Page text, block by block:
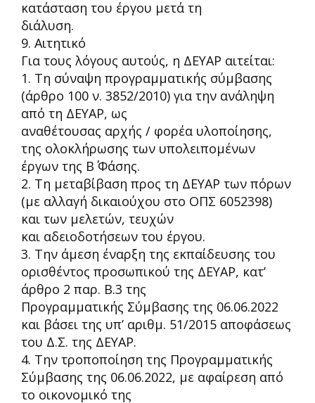
κατάσταση του έργου μετά τη
διάλυση.
9. Αιτητικό
Για τους λόγους αυτούς, η ΔΕΥΑΡ αιτείται:
1. Τη σύναψη προγραμματικής σύμβασης
(άρθρο 100 ν. 3852/2010) για την ανάληψη
από τη ΔΕΥΑΡ, ως
αναθέτουσας αρχής / φορέα υλοποίησης,
της ολοκλήρωσης των υπολειπομένων
έργων της Β΄ Φάσης.
2. Τη μεταβίβαση προς τη ΔΕΥΑΡ των πόρων
(με αλλαγή δικαιούχου στο ΟΠΣ 6052398)
και των μελετών, τευχών
και αδειοδοτήσεων του έργου.
3. Την άμεση έναρξη της εκπαίδευσης του
ορισθέντος προσωπικού της ΔΕΥΑΡ, κατ’
άρθρο 2 παρ. Β.3 της
Προγραμματικής Σύμβασης της 06.06.2022
και βάσει της υπ’ αριθμ. 51/2015 αποφάσεως
του Δ.Σ. της ΔΕΥΑΡ.
4. Την τροποποίηση της Προγραμματικής
Σύμβασης της 06.06.2022, με αφαίρεση από
το οικονομικό της